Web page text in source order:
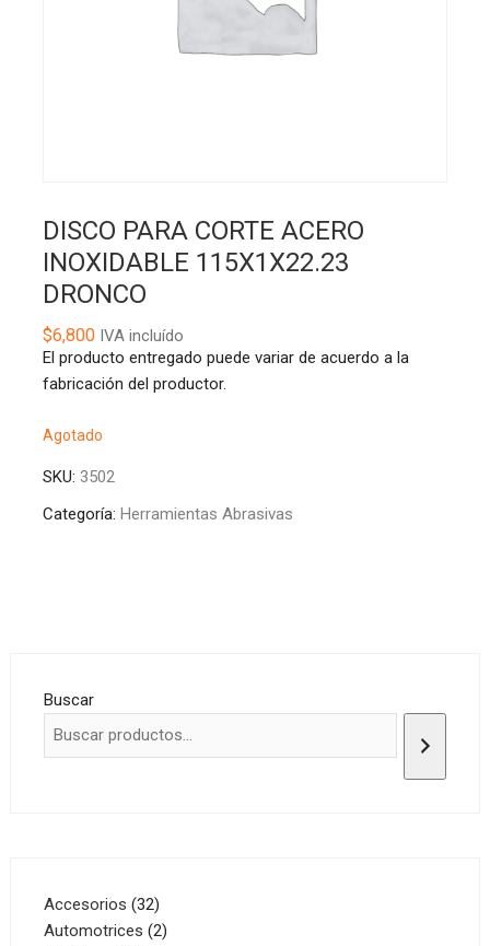
DISCO PARA CORTE ACERO
INOXIDABLE 115X1X22.23
DRONCO
$6,800IVA incluído
El producto entregado puede variar de acuerdo a la
fabricación del productor.
Agotado
SKU: 3502
Categoría: Herramientas Abrasivas
Buscar
Accesorios 3232
productos
Automotrices 22